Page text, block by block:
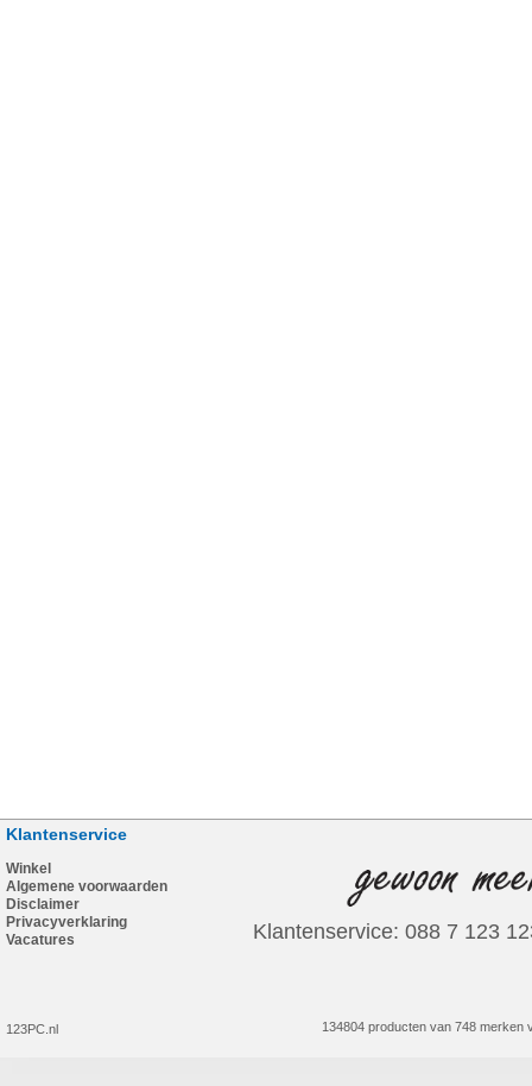
Klantenservice
Winkel
Algemene voorwaarden
Disclaimer
Privacyverklaring
Vacatures
123PC.nl
Klantenservice: 088 7 123
134804 producten van 748 merken